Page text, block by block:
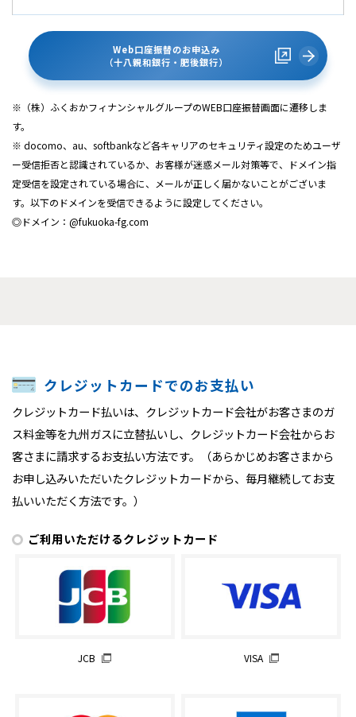
Web口座振替のお申込み
（十八親和銀行・肥後銀行）
※（株）ふくおかフィナンシャルグループのWEB口座振替画面に遷移しま
す。
※ docomo、au、softbankなど各キャリアのセキュリティ設定のためユーザ
ー受信拒否と認識されているか、お客様が迷惑メール対策等で、ドメイン指
定受信を設定されている場合に、メールが正しく届かないことがございま
す。以下のドメインを受信できるように設定してください。
◎ドメイン：@fukuoka-fg.com
クレジットカードでのお支払い
クレジットカード払いは、クレジットカード会社がお客さまのガ
ス料金等を九州ガスに立替払いし、クレジットカード会社からお
客さまに請求するお支払い方法です。（あらかじめお客さまから
お申し込みいただいたクレジットカードから、毎月継続してお支
払いいただく方法です。）
ご利用いただけるクレジットカード
JCB VISA